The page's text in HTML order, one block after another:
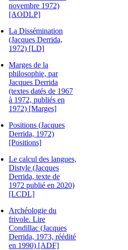
novembre 1972)
[AODLP]
La Dissémination
(Jacques Derrida,
1972) [LD]
Marges de la
philosophie, par
Jacques Derrida
(textes datés de 1967
à 1972, publiés en
1972) [Marges]
Positions (Jacques
Derrida, 1972)
[Positions]
Le calcul des langues,
Distyle (Jacques
Derrida, texte de
1972 publié en 2020)
[LCDL]
Archéologie du
frivole. Lire
Condillac (Jacques
Derrida, 1973, réédité
en 1990) [ADF]